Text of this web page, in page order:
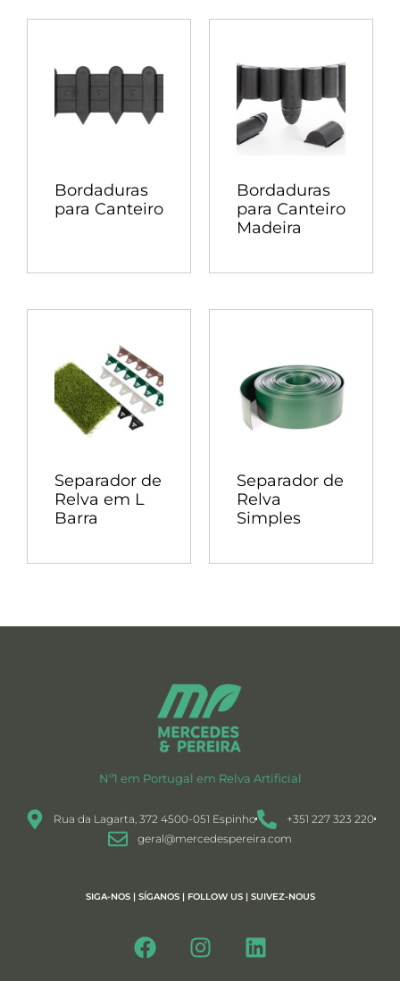
Bordaduras
para Canteiro
Bordaduras
para Canteiro
Madeira
Separador de
Relva em L
Barra
Separador de
Relva
Simples
Nº1 em Portugal em Relva Artificial
Rua da Lagarta, 372 4500-051 Espinho
+351 227 323 220
geral@mercedespereira.com
SIGA-NOS | SÍGANOS | FOLLOW US | SUIVEZ-NOUS